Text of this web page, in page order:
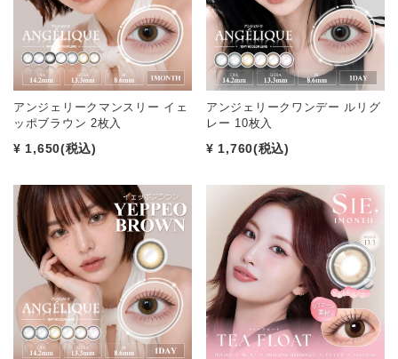
アンジェリークマンスリー イェ
ッポブラウン 2枚入
¥ 1,650(税込)
アンジェリークワンデー ルリグ
レー 10枚入
¥ 1,760(税込)